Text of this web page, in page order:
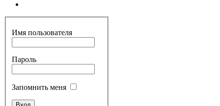
Имя пользователя
Пароль
Запомнить меня